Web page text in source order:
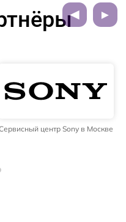
центр Sony в Москве